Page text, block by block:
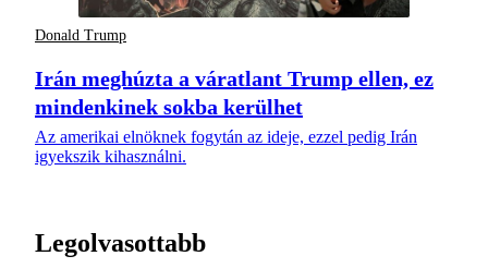
Donald Trump
Irán meghúzta a váratlant Trump ellen, ez
mindenkinek sokba kerülhet
Az amerikai elnöknek fogytán az ideje, ezzel pedig Irán
igyekszik kihasználni.
Legolvasottabb